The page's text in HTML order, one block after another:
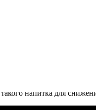
напитка для